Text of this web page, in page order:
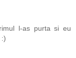
l-as purta si eu